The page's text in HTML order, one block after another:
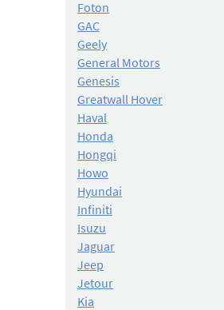
Foton
GAC
Geely
General Motors
Genesis
Greatwall Hover
Haval
Honda
Hongqi
Howo
Hyundai
Infiniti
Isuzu
Jaguar
Jeep
Jetour
Kia